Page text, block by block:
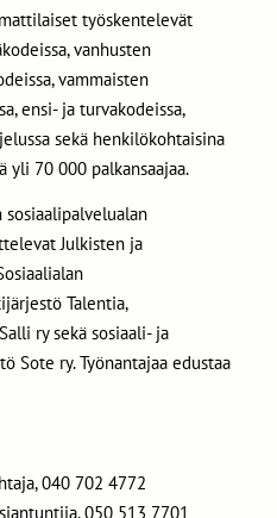
työskentelevät
vanhusten
vammaisten
ensi- ja turvakodeissa,
sekä henkilökohtaisina
yli 70 000 palkansaajaa.
Julkisten ja
Talentia,
ry sekä sosiaali- ja
Sote ry. Työnantajaa edustaa
040 702 4772
050 513 7701